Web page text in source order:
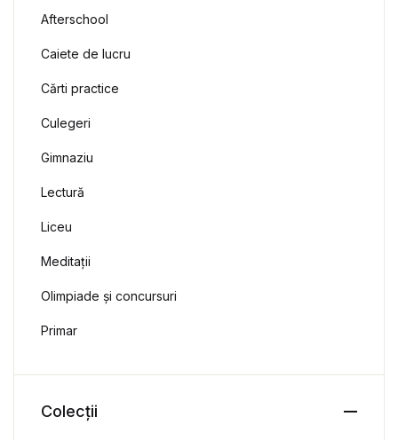
Afterschool
Caiete de lucru
Cărti practice
Culegeri
Gimnaziu
Lectură
Liceu
Meditații
Olimpiade și concursuri
Primar
Colecții